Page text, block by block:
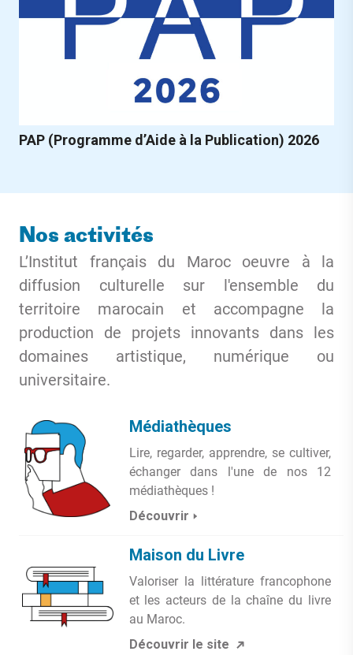
PAP (Programme d’Aide à la Publication) 2026
Nos activités
L’Institut français du Maroc oeuvre à la
diffusion culturelle sur l'ensemble du
territoire marocain et accompagne la
production de projets innovants dans les
domaines artistique, numérique ou
universitaire.
Médiathèques
Lire, regarder, apprendre, se cultiver,
échanger dans l'une de nos 12
médiathèques !
Découvrir
Maison du Livre
Valoriser la littérature francophone
et les acteurs de la chaîne du livre
au Maroc.
Découvrir le site